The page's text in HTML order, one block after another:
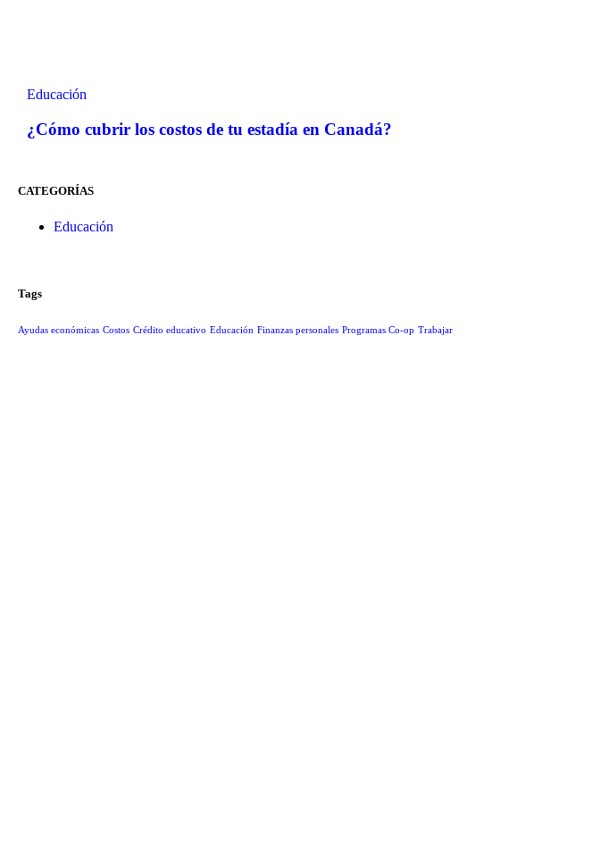
Educación
¿Cómo cubrir los costos de tu estadía en Canadá?
CATEGORÍAS
Educación
Tags
Ayudas económicas Costos Crédito educativo Educación Finanzas personales Programas Co-op Trabajar